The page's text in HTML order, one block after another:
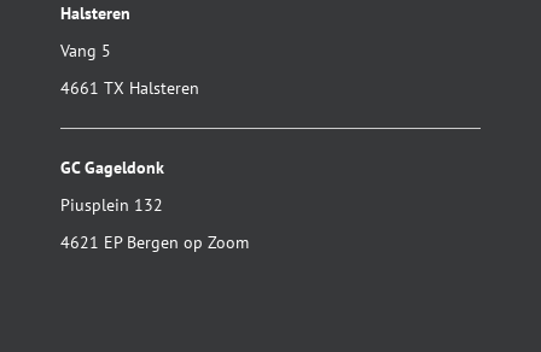
Halsteren
Vang 5
4661 TX Halsteren
GC Gageldonk
Piusplein 132
4621 EP Bergen op Zoom